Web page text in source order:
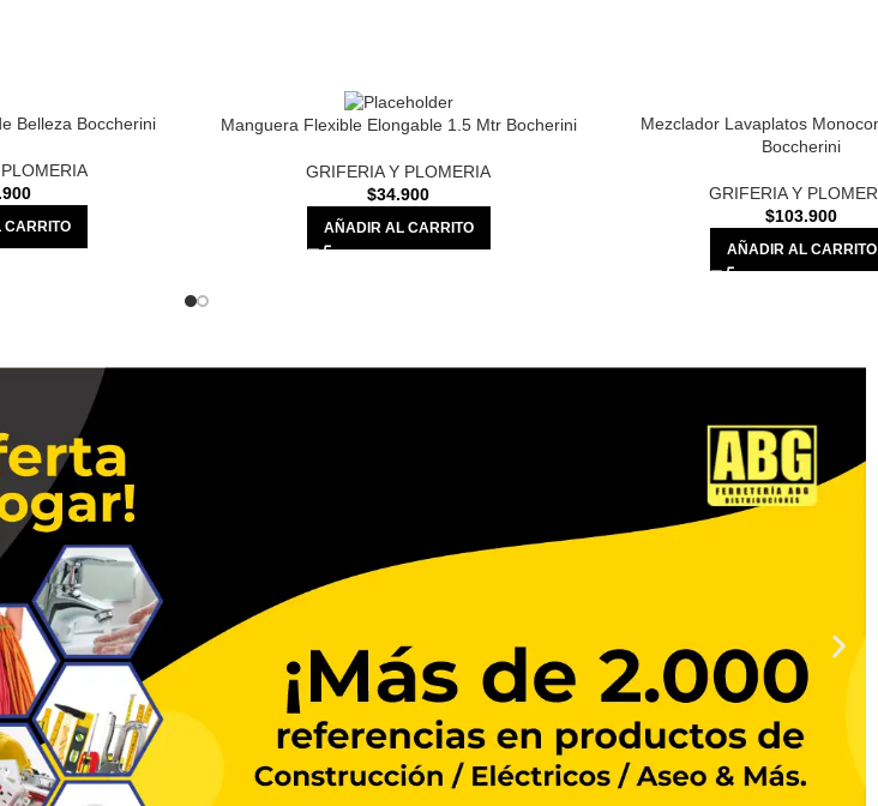
Belleza Boccherini Manguera Flexible Elongable 1.5 Mtr Bocherini
GRIFERIA Y PLOMERIA
$34.900
AÑADIR AL CARRITO
Mezclador Lavaplatos
Boccherini
GRIFERIA Y
$103.900
AÑADIR AL CARRITO